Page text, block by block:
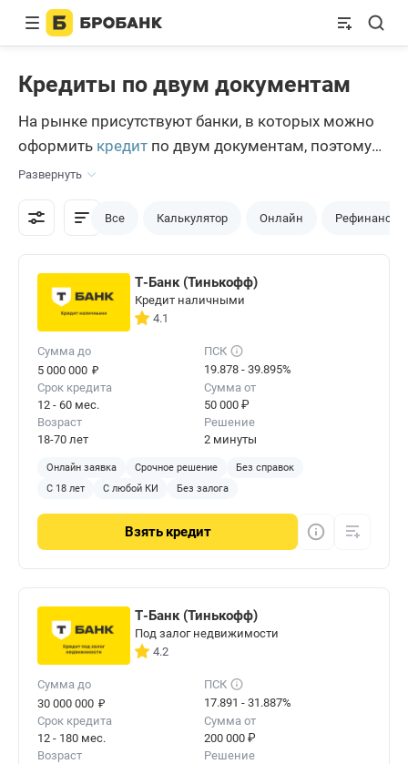
Кредиты по двум документам
На рынке присутствуют банки, в которых можно
оформить кредит по двум документам, поэтому
отсутствие справок — не повод отказывать себе в
услугах кредитования. Предложения такого типа
актуальны для граждан, которые работают
заемные средства в режиме экспресс. Выдача
обычно занимает не больше 1-2 часов.
Развернуть
Все Калькулятор Онлайн
Т-Банк (Тинькофф)
Кредит наличными
4.1
Сумма до
5 000 000 ₽
ПСК
19.878 - 39.895%
Срок кредита
12 - 60 мес.
Сумма от
50 000 ₽
Возраст
18-70 лет
Решение
2 минуты
Онлайн заявка Срочное решение
Без справок
С 18 лет
С любой КИ Без залога
Взять кредит
Т-Банк (Тинькофф)
Под залог недвижимости
4.2
Сумма до
30 000 000 ₽
ПСК
17.891 - 31.887%
Срок кредита
12 - 180 мес.
Сумма от
200 000 ₽
Возраст
Решение